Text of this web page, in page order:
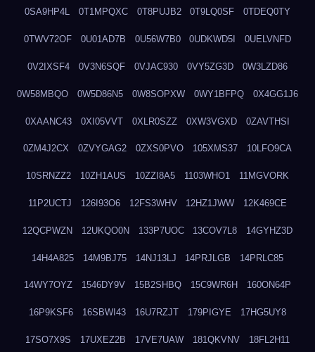
0SA9HP4L 0T1MPQXC 0T8PUJB2 0T9LQ0SF 0TDEQ0TY
0TWV72OF 0U01AD7B 0U56W7B0 0UDKWD5I 0UELVNFD
0V2IXSF4 0V3N6SQF 0VJAC930 0VY5ZG3D 0W3LZD86
0W58MBQO 0W5D86N5 0W8SOPXW 0WY1BFPQ 0X4GG1J6
0XAANC43 0XI05VVT 0XLR0SZZ 0XW3VGXD 0ZAVTHSI
0ZM4J2CX 0ZVYGAG2 0ZXS0PVO 105XMS37 10LFO9CA
10SRNZZ2 10ZH1AUS 10ZZI8A5 1103WHO1 11MGVORK
11P2UCTJ 126I93O6 12FS3WHV 12HZ1JWW 12K469CE
12QCPWZN 12UKQO0N 133P7UOC 13COV7L8 14GYHZ3D
14H4A825 14M9BJ75 14NJ13LJ 14PRJLGB 14PRLC85
14WY7OYZ 1546DY9V 15B2SHBQ 15C9WR6H 160ON64P
16P9KSF6 16SBWI43 16U7RZJT 179PIGYE 17HG5UY8
17SO7X9S 17UXEZ2B 17VE7UAW 181QKVNV 18FL2H11